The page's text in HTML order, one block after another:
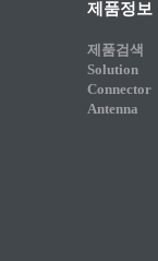
제품정보
제품검색
Solution
Connector
Antenna